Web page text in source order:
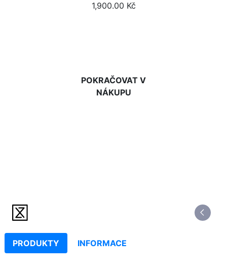
1,900.00 Kč
POKRAČOVAT V
NÁKUPU
PRODUKTY INFORMACE